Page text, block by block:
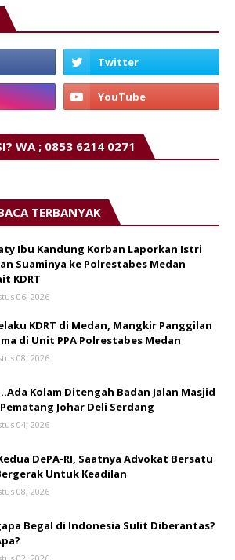
WA ; 0853 6214 0271
TERBANYAK
Ibu Kandung Korban Laporkan Istri
Suaminya ke Polrestabes Medan
KDRT
06, 2026
KDRT di Medan, Mangkir Panggilan
di Unit PPA Polrestabes Medan
08, 2026
Kolam Ditengah Badan Jalan Masjid
Johar Deli Serdang
04, 2026
DePA-RI, Saatnya Advokat Bersatu
Untuk Keadilan
08, 2026
Begal di Indonesia Sulit Diberantas?